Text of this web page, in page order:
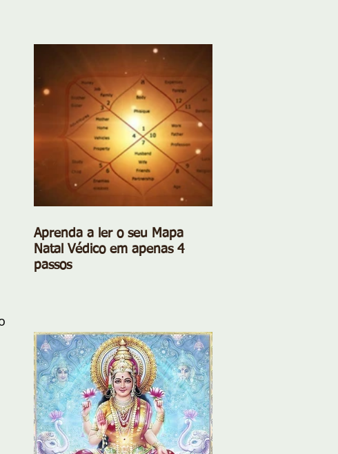
Aprenda a ler o seu Mapa
Natal Védico em apenas 4
passos